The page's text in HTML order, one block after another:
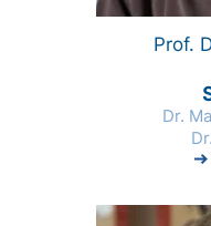
Prof.
Dr.